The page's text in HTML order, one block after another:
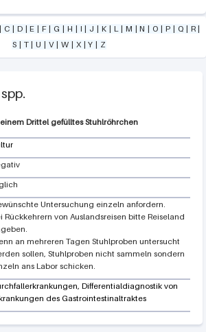
| C | D | E | F | G | H | I | J | K | L | M | N | O | P | Q | R |
S | T | U | V | W | X | Y | Z
Drittel gefülltes Stuhlröhrchen
Untersuchung einzeln anfordern.
Rückkehrern von Auslandsreisen bitte Reiseland
an mehreren Tagen Stuhlproben untersucht
sollen, Stuhlproben nicht sammeln sondern
ans Labor schicken.
Differentialdiagnostik von
des Gastrointestinaltraktes